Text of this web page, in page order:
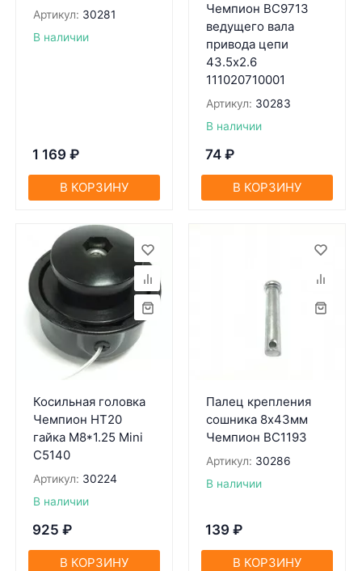
Артикул: 30281
В наличии
1 169 ₽
В КОРЗИНУ
Чемпион BC9713
ведущего вала
привода цепи
43.5х2.6
111020710001
Артикул: 30283
В наличии
74 ₽
В КОРЗИНУ
Косильная головка
Чемпион HT20
гайка М8*1.25 Mini
С5140
Артикул: 30224
В наличии
925 ₽
В КОРЗИНУ
Палец крепления
сошника 8х43мм
Чемпион BC1193
Артикул: 30286
В наличии
139 ₽
В КОРЗИНУ